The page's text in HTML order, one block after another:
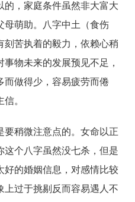
的，家庭条件虽然非大富大
母萌助。八字中土（食伤
刻苦执着的毅力，依赖心稍
物未来的发展预见不足，
而做得少，容易疲劳而倦
。
要稍微注意点的。女命以正
这个八字虽然没七杀，但是
好的婚姻信息，对感情比较
上过于挑剔反而容易遇人不